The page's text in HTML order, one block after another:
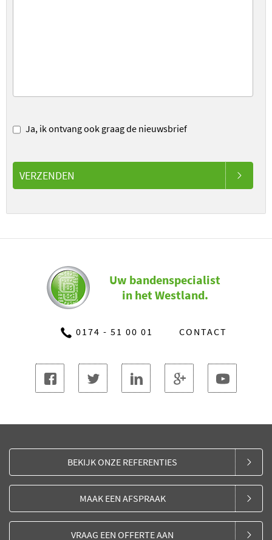
Ja, ik ontvang ook graag de nieuwsbrief
VERZENDEN
Uw bandenspecialist
in het Westland.
0174 - 51 00 01 CONTACT
BEKIJK ONZE REFERENTIES
MAAK EEN AFSPRAAK
VRAAG EEN OFFERTE AAN